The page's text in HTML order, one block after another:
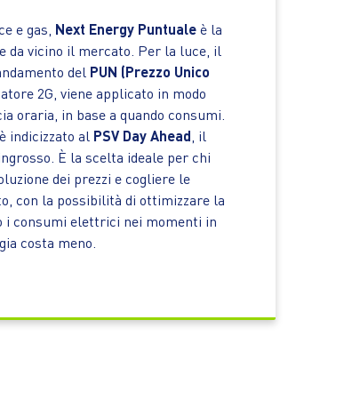
e gas, Next Energy Puntualeè la
da vicino il mercato. Per la luce, il
del PUN (Prezzo Unico
2G, viene applicato in modo
oraria, in base a quando consumi.
indicizzato al PSV Day Ahead, il
È la scelta ideale per chi
dei prezzi e cogliere le
con la possibilità di ottimizzare la
i consumi elettrici nei momenti in
costa meno.